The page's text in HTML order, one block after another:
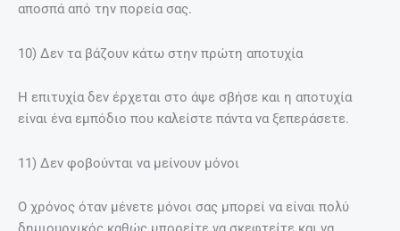
αποσπά από την πορεία σας.
10) Δεν τα βάζουν κάτω στην πρώτη αποτυχία
Η επιτυχία δεν έρχεται στο άψε σβήσε και η αποτυχία
είναι ένα εμπόδιο που καλείστε πάντα να ξεπεράσετε.
11) Δεν φοβούνται να μείνουν μόνοι
Ο χρόνος όταν μένετε μόνοι σας μπορεί να είναι πολύ